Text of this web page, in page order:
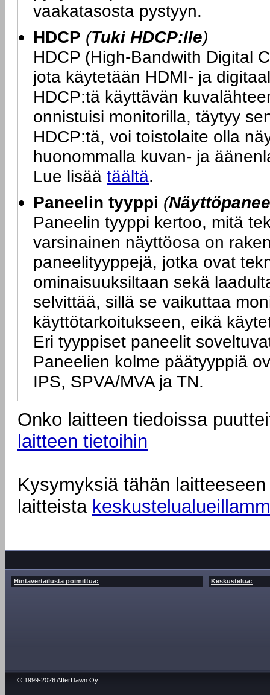
vaakatasosta pystyyn.
HDCP (Tuki HDCP:lle)
HDCP (High-Bandwith Digital
jota käytetään HDMI- ja
HDCP:tä käyttävän
onnistuisi monitorilla, täytyy
HDCP:tä, voi toistolaite olla
huonommalla kuvan- ja
Lue lisää täältä.
Paneelin tyyppi (
Paneelin tyyppi kertoo, mitä
varsinainen näyttöosa on
paneelityyppejä, jotka ovat
ominaisuuksiltaan sekä
selvittää, sillä se vaikuttaa
käyttötarkoitukseen, eikä
Eri tyyppiset paneelit
Paneelien kolme päätyyppiä
IPS, SPVA/MVA ja TN.
Onko laitteen tiedoissa
laitteen tietoihin
Kysymyksiä tähän
laitteista
Hintavertailusta poimittua: Keskustelua:
© 1999-2026 AfterDawn Oy